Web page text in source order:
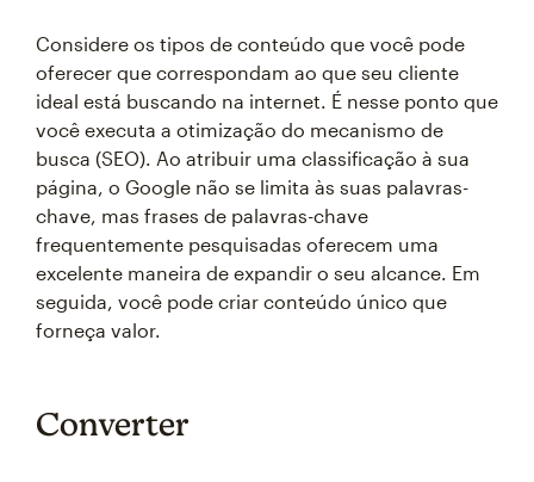
Considere os tipos de conteúdo que você pode
oferecer que correspondam ao que seu cliente
ideal está buscando na internet. É nesse ponto que
você executa a otimização do mecanismo de
busca (SEO). Ao atribuir uma classificação à sua
página, o Google não se limita às suas palavras-
chave, mas frases de palavras-chave
frequentemente pesquisadas oferecem uma
excelente maneira de expandir o seu alcance. Em
seguida, você pode criar conteúdo único que
forneça valor.
Converter